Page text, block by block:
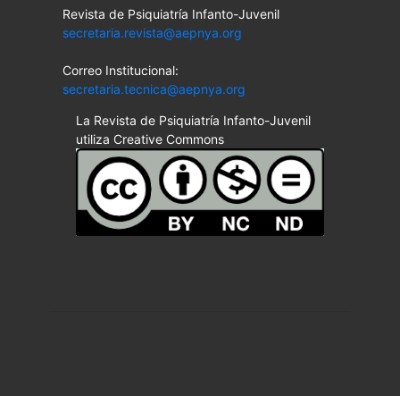
Revista de Psiquiatría Infanto-Juvenil
secretaria.revista@aepnya.org
Correo Institucional:
secretaria.tecnica@aepnya.org
La Revista de Psiquiatría Infanto-Juvenil
utiliza Creative Commons